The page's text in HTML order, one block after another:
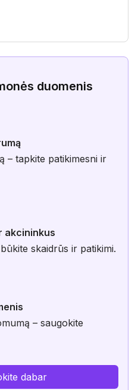
duomenis
– tapkite patikimesni ir
akcininkus
skaidrūs ir patikimi.
– saugokite
dabar